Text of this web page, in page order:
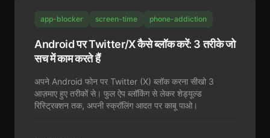
app-blocker screen-time phone-addiction
Android पर Twitter/X कैसे ब्लॉक करें: 3 तरीके जो
सच में काम करते हैं
अपने Android फोन पर Twitter (X) ब्लॉक करना सीखो 3
आज़माए हुए तरीकों से। फुल ऐप ब्लॉकिंग से लेकर शेड्यूल्ड
रिस्ट्रिक्शन तक, अपनी स्क्रॉलिंग आदत पर काबू पाओ।